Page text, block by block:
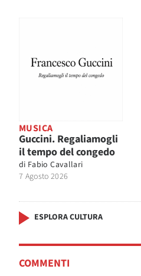
MUSICA
Guccini. Regaliamogli
il tempo del congedo
di Fabio Cavallari
7 Agosto 2026
ESPLORA CULTURA
COMMENTI